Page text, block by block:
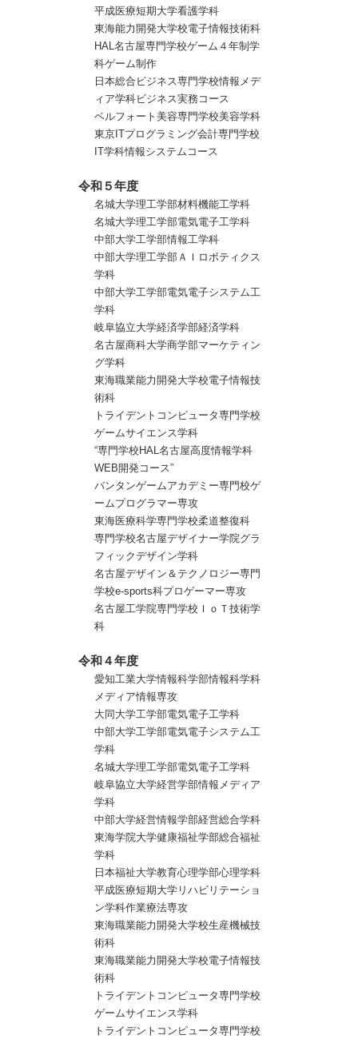
平成医療短期大学看護学科
東海能力開発大学校電子情報技術科
HAL名古屋専門学校ゲーム４年制学
科ゲーム制作
日本総合ビジネス専門学校情報メデ
ィア学科ビジネス実務コース
ベルフォート美容専門学校美容学科
東京ITプログラミング会計専門学校
IT学科情報システムコース
令和５年度
名城大学理工学部材料機能工学科
名城大学理工学部電気電子工学科
中部大学工学部情報工学科
中部大学理工学部ＡＩロボティクス
学科
中部大学工学部電気電子システム工
学科
岐阜協立大学経済学部経済学科
名古屋商科大学商学部マーケティン
グ学科
東海職業能力開発大学校電子情報技
術科
トライデントコンピュータ専門学校
ゲームサイエンス学科
“専門学校HAL名古屋高度情報学科
WEB開発コース”
バンタンゲームアカデミー専門校ゲ
ームプログラマー専攻
東海医療科学専門学校柔道整復科
専門学校名古屋デザイナー学院グラ
フィックデザイン学科
名古屋デザイン＆テクノロジー専門
学校e-sports科プロゲーマー専攻
名古屋工学院専門学校ＩｏＴ技術学
科
令和４年度
愛知工業大学情報科学部情報科学科
メディア情報専攻
大同大学工学部電気電子工学科
中部大学工学部電気電子システム工
学科
名城大学理工学部電気電子工学科
岐阜協立大学経営学部情報メディア
学科
中部大学経営情報学部経営総合学科
東海学院大学健康福祉学部総合福祉
学科
日本福祉大学教育心理学部心理学科
平成医療短期大学リハビリテーショ
ン学科作業療法専攻
東海職業能力開発大学校生産機械技
術科
東海職業能力開発大学校電子情報技
術科
トライデントコンピュータ専門学校
ゲームサイエンス学科
トライデントコンピュータ専門学校